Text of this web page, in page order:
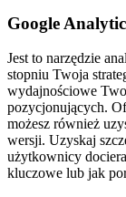
Google
Jest to narzędzie
stopniu Twoja
wydajnościowe
pozycjonujących.
możesz również
wersji. Uzyskaj
użytkownicy
kluczowe lub jak